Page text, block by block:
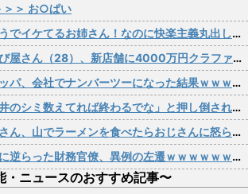
＞＞ お○ぱい
！なのに快楽主義丸出し感度良すぎでハメ潮炸裂！イキまくりオゲレツSEX！！ 葉月まゆ
新店舗に4000万円クラファンした成功した結果弱男集団から叩かれてしまうｗｗｗｗ
会社でナンバーツーになった結果ｗｗｗｗｗｗｗｗｗｗ
てれば終わるでな」と押し倒されて性行為 → 凄いことになるｗｗｗｗｗ
、山でラーメンを食べたらおじさんに怒られるｗｗｗ
逆らった財務官僚、異例の左遷ｗｗｗｗｗｗｗｗ
・ニュースのおすすめ記事〜